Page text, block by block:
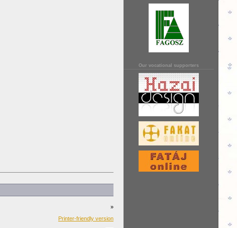
Our vocational supporters
»
Printer-friendly version